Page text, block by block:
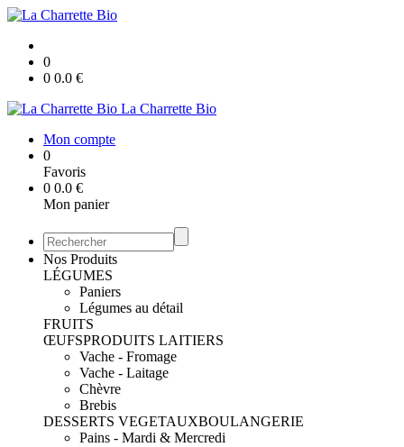
0
0 0.0 €
La Charrette Bio
Mon compte
0
Favoris
0 0.0 €
Mon panier
Nos Produits
LÉGUMES
Paniers
Légumes au détail
FRUITS
ŒUFSPRODUITS LAITIERS
Vache - Fromage
Vache - Laitage
Chèvre
Brebis
DESSERTS VEGETAUXBOULANGERIE
Pains - Mardi & Mercredi